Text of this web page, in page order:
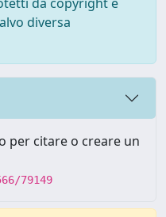
diversa
per citare o creare un
79149